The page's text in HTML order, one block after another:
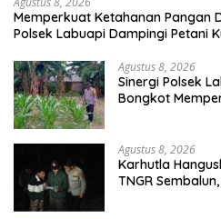
Memperkuat Ketahanan Pangan
Polsek Labuapi Dampingi Petani
Agustus 8, 2026
Sinergi Polsek
Bongkot
Agustus 8, 2026
Karhutla
TNGR